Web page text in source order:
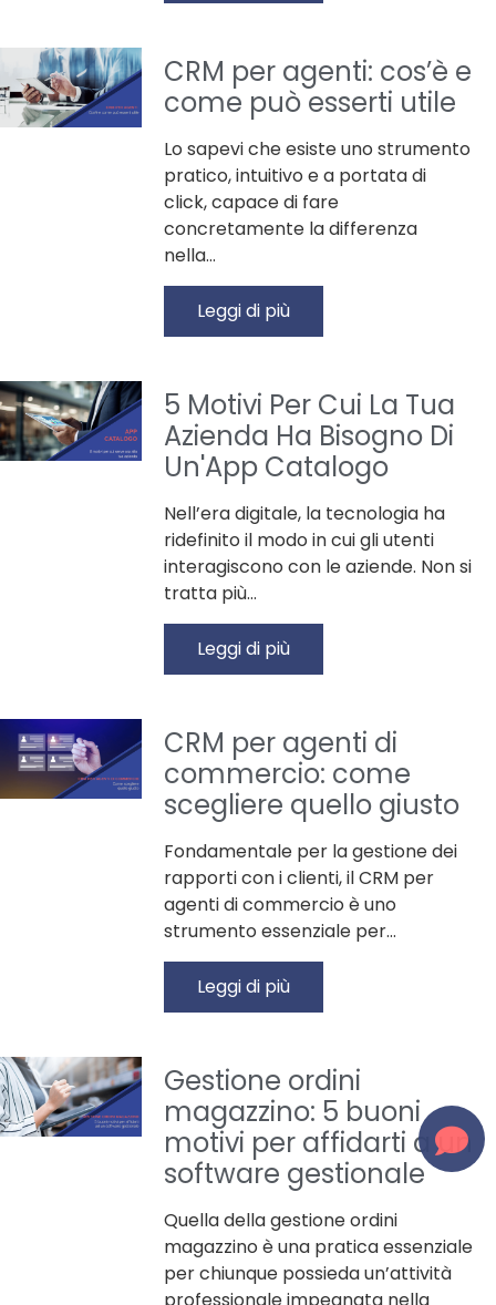
CRM per agenti: cos’è e
come può esserti utile
Lo sapevi che esiste uno strumento
pratico, intuitivo e a portata di
click, capace di fare
concretamente la differenza
nella…
Leggi di più
5 Motivi Per Cui La Tua
Azienda Ha Bisogno Di
Un'App Catalogo
Nell’era digitale, la tecnologia ha
ridefinito il modo in cui gli utenti
interagiscono con le aziende. Non si
tratta più…
Leggi di più
CRM per agenti di
commercio: come
scegliere quello giusto
Fondamentale per la gestione dei
rapporti con i clienti, il CRM per
agenti di commercio è uno
strumento essenziale per…
Leggi di più
Gestione ordini
magazzino: 5 buoni
motivi per affidarti a un
software gestionale
Quella della gestione ordini
magazzino è una pratica essenziale
per chiunque possieda un’attività
professionale impegnata nella